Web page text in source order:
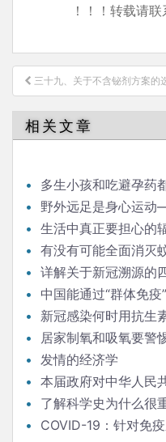
！！！转载请
文
章
导
航
三十九、关于不含铋剂方案的
相关文章
多生小孩和吃避孕药
野外远足是身心运动
发言生活中真正要担心的
有没有可能全面消灭
详解关于新冠溯源的
中国能通过“群体免疫
新冠感染何时用抗生
居家制氧和吸氧要警
发情的经济学
本届政府对中华人民
了解科学史为什么很
COVID-19：针对免